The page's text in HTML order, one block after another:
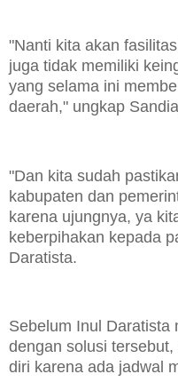
"Nanti kita akan
juga tidak memiliki
yang selama ini
daerah," ungkap
"Dan kita sudah
kabupaten dan
karena ujungnya, ya
keberpihakan kepada
Daratista.
Sebelum Inul Daratista
dengan solusi
diri karena ada jadwal